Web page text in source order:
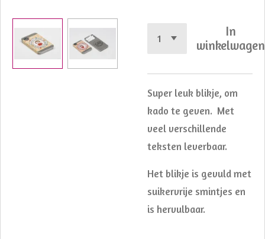
In
winkelwagen
Super leuk blikje, om
kado te geven. Met
veel verschillende
teksten leverbaar.
Het blikje is gevuld met
suikervrije smintjes en
is hervulbaar.